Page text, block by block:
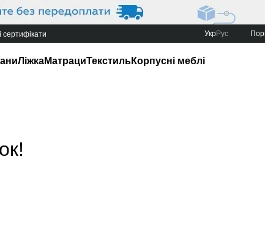
сертифікати УкрРус
ЛіжкаМатрациТекстильКорпусні меблі